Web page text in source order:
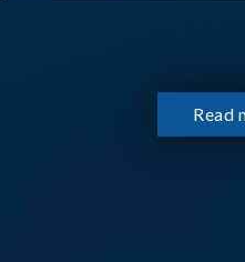
시되고 있습니다. 스마
라, 모바일 기기, 외장
Read